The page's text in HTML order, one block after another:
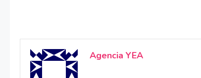
Agencia YEA